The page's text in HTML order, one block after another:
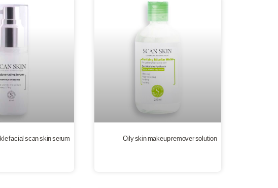
Oily skin makeup remover solution
facial scan skin serum